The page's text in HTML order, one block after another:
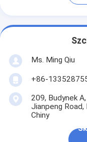
Ms. Ming Qiu
+86-
209, Budynek
Jianpeng Road,
Chiny